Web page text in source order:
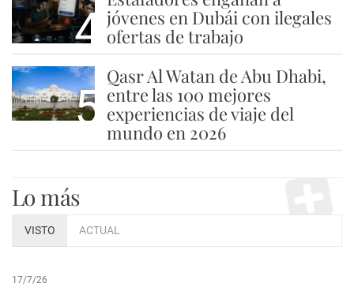
4 jóvenes en Dubái con ilegales
ofertas de trabajo
5
Qasr Al Watan de Abu Dhabi,
entre las 100 mejores
experiencias de viaje del
mundo en 2026
Lo más
VISTO ACTUAL
17/7/26